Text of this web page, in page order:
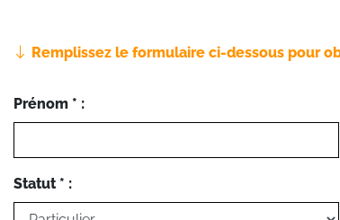
Remplissez le formulaire ci-dessous pour
Prénom * :
Statut * :